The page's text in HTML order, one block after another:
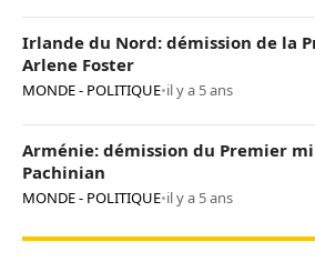
Irlande du Nord: démission de la
Arlene Foster
MONDE - POLITIQUE•il y a 5 ans
Arménie: démission du Premier
Pachinian
MONDE - POLITIQUE•il y a 5 ans